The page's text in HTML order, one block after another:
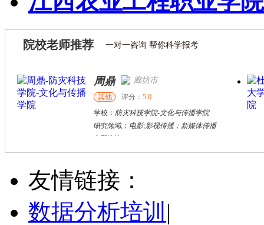
院校老师推荐 一对一咨询 帮你科学报考
周鼎 廊坊市
其他 评分： 5.0
学校： 防灾科技学院-文化与传播学院
研究领域： 电影;影视传播；新媒体传播
立即咨询
张千帆 哈尔滨市
博导
学校：哈尔滨工业大学
立即咨询
友情链接：
数据分析培训 |